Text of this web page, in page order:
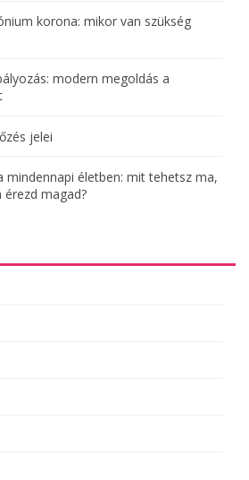
korona: mikor van szükség
modern megoldás a
jelei
mindennapi életben: mit tehetsz ma,
magad?